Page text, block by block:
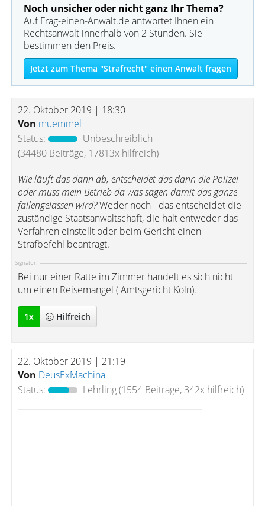
Noch unsicher oder nicht ganz Ihr Thema?
Auf Frag-einen-Anwalt.de antwortet Ihnen ein
Rechtsanwalt innerhalb von 2 Stunden. Sie
bestimmen den Preis.
Jetzt zum Thema "Strafrecht" einen Anwalt fragen
22. Oktober 2019 | 18:30
Von muemmel
Status:
Unbeschreiblich
(34480 Beiträge, 17813x hilfreich)
Wie läuft das dann ab, entscheidet das dann die Polizei
oder muss mein Betrieb da was sagen damit das ganze
fallengelassen wird?Weder noch - das entscheidet die
zuständige Staatsanwaltschaft, die halt entweder das
Verfahren einstellt oder beim Gericht einen
Strafbefehl beantragt.
Signatur:
Bei nur einer Ratte im Zimmer handelt es sich nicht
um einen Reisemangel ( Amtsgericht Köln).
1x Hilfreich
22. Oktober 2019 | 21:19
Von DeusExMachina
Status:
Lehrling(1554 Beiträge, 342x hilfreich)